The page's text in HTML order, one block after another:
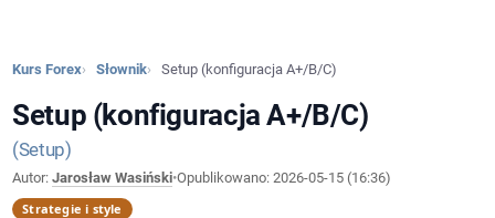
Kurs Forex Słownik Setup (konfiguracja A+/B/C)
Setup (konfiguracja A+/B/C)
Setup
Autor:Jarosław Wasiński•Opublikowano:2026-05-15 (16:36)
Strategie i style